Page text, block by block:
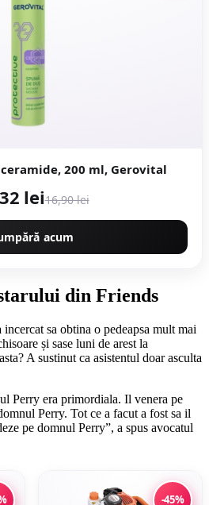
200 ml, Gerovital
lei16,90 lei
acum
din Friends
sa obtina o pedeapsa mult mai
și sase luni de arest la
A sustinut ca asistentul doar asculta
Perry era primordiala. Il venera pe
Perry. Tot ce a facut a fost sa il
pe domnul Perry”, a spus avocatul
-45%